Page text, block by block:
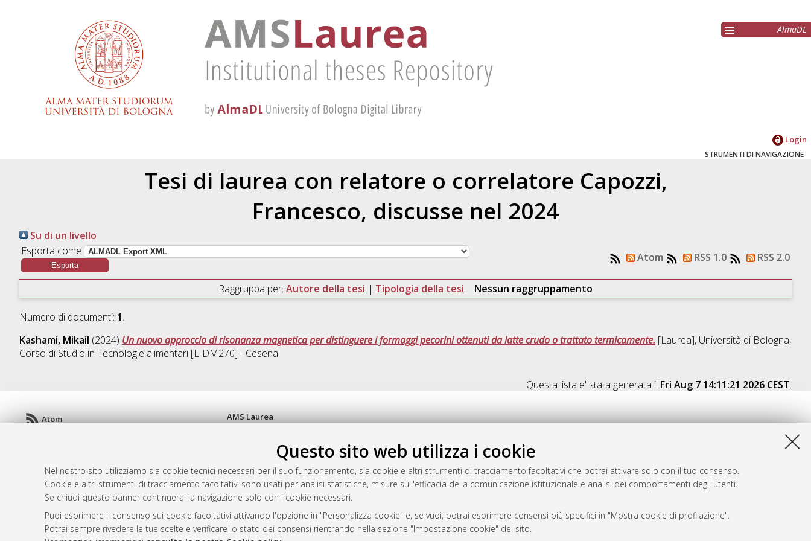
Questo sito web utilizza i cookie
Nel nostro sito utilizziamo sia cookie tecnici necessari per il suo funzionamento, sia cookie e altri strumenti di tracciamento facoltativi che potrai attivare solo con il tuo consenso.
Cookie e altri strumenti di tracciamento facoltativi sono usati per analisi statistiche, misure sull'efficacia della comunicazione istituzionale e analisi dei comportamenti degli utenti.
Se chiudi questo banner continuerai la navigazione solo con i cookie necessari.
Puoi esprimere il consenso sui cookie facoltativi attivando l'opzione in "Personalizza cookie" e, se vuoi, potrai esprimere consensi più specifici in "Mostra cookie di profilazione".
Potrai sempre rivedere le tue scelte e verificare lo stato dei consensi rientrando nella sezione "Impostazione cookie" del sito.
AlmaDL
Login
STRUMENTI DI NAVIGAZIONE
Tesi di laurea con relatore o correlatore Capozzi,
Francesco, discusse nel 2024
Su di un livello
Esporta come
Atom RSS 1.0 RSS 2.0
Raggruppa per: Autore della tesi | Tipologia della tesi | Nessun raggruppamento
Numero di documenti: 1.
Kashami, Mikail (2024) Un nuovo approccio di risonanza magnetica per distinguere i formaggi pecorini ottenuti da latte crudo o trattato termicamente. [Laurea], Università di Bologna,
Corso di Studio in Tecnologie alimentari [L-DM270] - Cesena
Questa lista e' stata generata il Fri Aug 7 14:11:21 2026 CEST.
Atom
AMS Laurea
Impostazioni Cookie
Informativa sulla privacy
Condizioni d’uso del sito
© ALMA MATER STUDIORUM - Università di Bologna, 2007-2026.